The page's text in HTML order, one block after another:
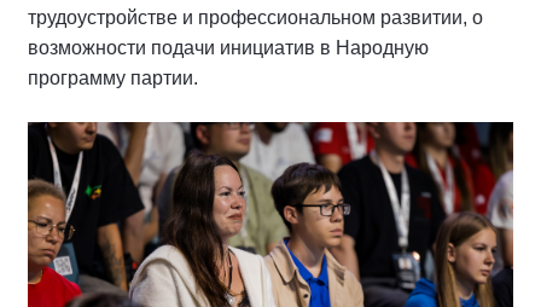
трудоустройстве и профессиональном развитии, о
возможности подачи инициатив в Народную
программу партии.